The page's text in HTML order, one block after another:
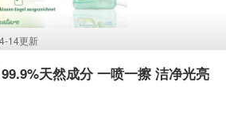
14更新
天然成分 一喷一擦 洁净光亮